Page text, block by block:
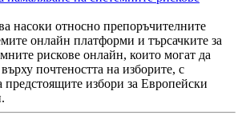
насоки относно препоръчителните
онлайн платформи и търсачките за
рискове онлайн, които могат да
почтеността на изборите, с
предстоящите избори за Европейски